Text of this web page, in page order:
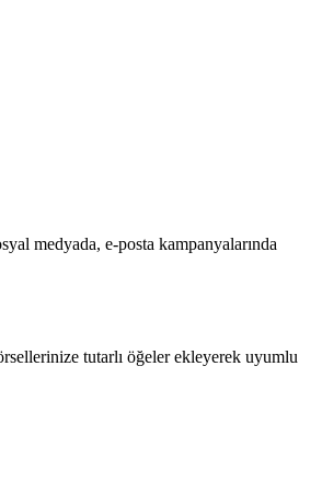
medyada, e-posta kampanyalarında
tutarlı öğeler ekleyerek uyumlu